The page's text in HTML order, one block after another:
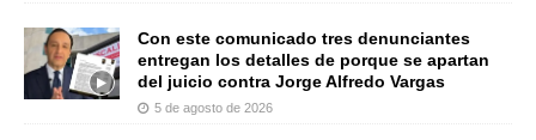
Con este comunicado tres denunciantes
entregan los detalles de porque se apartan
del juicio contra Jorge Alfredo Vargas
5 de agosto de 2026